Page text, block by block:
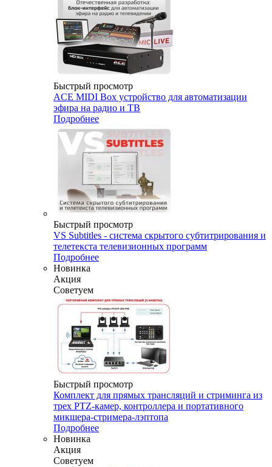
Быстрый просмотр
ACE MIDI Box устройство для автоматизации
эфира на радио и ТВ
Подробнее
Быстрый просмотр
VS Subtitles - система скрытого субтитрирования и
телетекста телевизионных программ
Подробнее
Новинка
Акция
Советуем
Быстрый просмотр
Комплект для прямых трансляций и стриминга из
трех PTZ-камер, контроллера и портативного
микшера-стримера-лэптопа
Подробнее
Новинка
Акция
Советуем